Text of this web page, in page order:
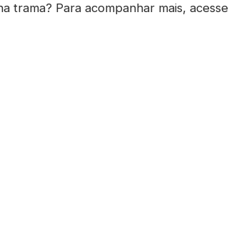
trama? Para acompanhar mais, acesse